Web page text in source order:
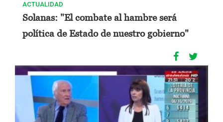
ACTUALIDAD
Solanas: "El combate al hambre será
política de Estado de nuestro gobierno"